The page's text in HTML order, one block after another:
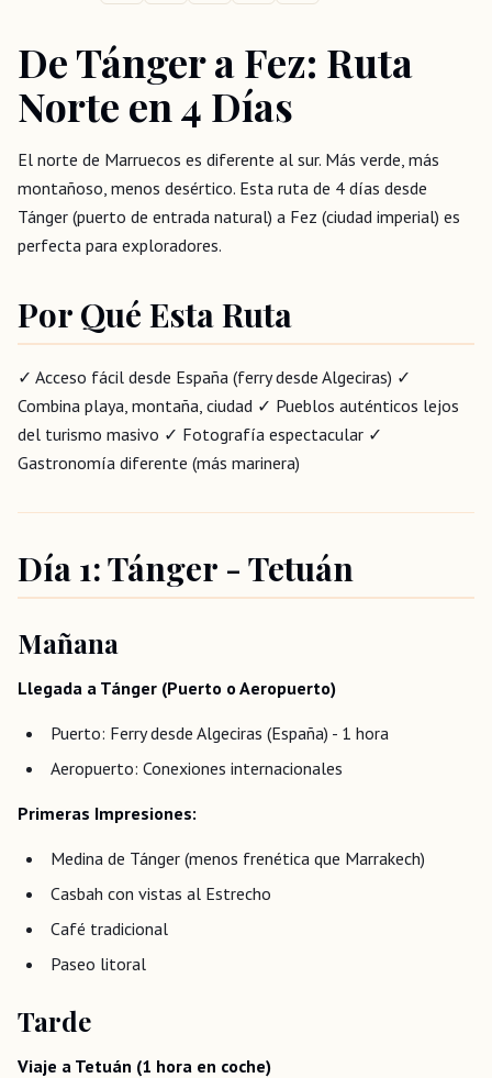
De Tánger a Fez: Ruta
Norte en 4 Días
El norte de Marruecos es diferente al sur. Más verde, más
montañoso, menos desértico. Esta ruta de 4 días desde
Tánger (puerto de entrada natural) a Fez (ciudad imperial) es
perfecta para exploradores.
Por Qué Esta Ruta
✓ Acceso fácil desde España (ferry desde Algeciras) ✓
Combina playa, montaña, ciudad ✓ Pueblos auténticos lejos
del turismo masivo ✓ Fotografía espectacular ✓
Gastronomía diferente (más marinera)
Día 1: Tánger - Tetuán
Mañana
Llegada a Tánger (Puerto o Aeropuerto)
Puerto: Ferry desde Algeciras (España) - 1 hora
Aeropuerto: Conexiones internacionales
Primeras Impresiones:
Medina de Tánger (menos frenética que Marrakech)
Casbah con vistas al Estrecho
Café tradicional
Paseo litoral
Tarde
Viaje a Tetuán (1 hora en coche)